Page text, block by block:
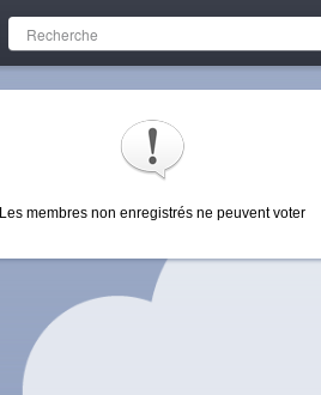
Les membres non enregistrés ne peuvent voter